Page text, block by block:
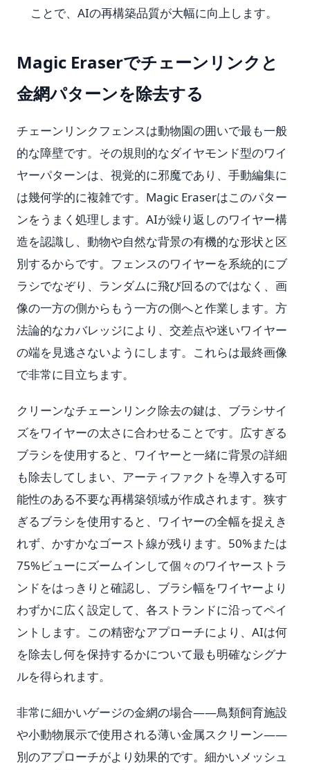
ことで、AIの再構築品質が大幅に向上します。
Magic Eraserでチェーンリンクと
金網パターンを除去する
チェーンリンクフェンスは動物園の囲いで最も一般
的な障壁です。その規則的なダイヤモンド型のワイ
ヤーパターンは、視覚的に邪魔であり、手動編集に
は幾何学的に複雑です。Magic Eraserはこのパター
ンをうまく処理します。AIが繰り返しのワイヤー構
造を認識し、動物や自然な背景の有機的な形状と区
別するからです。フェンスのワイヤーを系統的にブ
ラシでなぞり、ランダムに飛び回るのではなく、画
像の一方の側からもう一方の側へと作業します。方
法論的なカバレッジにより、交差点や迷いワイヤー
の端を見逃さないようにします。これらは最終画像
で非常に目立ちます。
クリーンなチェーンリンク除去の鍵は、ブラシサイ
ズをワイヤーの太さに合わせることです。広すぎる
ブラシを使用すると、ワイヤーと一緒に背景の詳細
も除去してしまい、アーティファクトを導入する可
能性のある不要な再構築領域が作成されます。狭す
ぎるブラシを使用すると、ワイヤーの全幅を捉えき
れず、かすかなゴースト線が残ります。50%または
75%ビューにズームインして個々のワイヤーストラ
ンドをはっきりと確認し、ブラシ幅をワイヤーより
わずかに広く設定して、各ストランドに沿ってペイ
ントします。この精密なアプローチにより、AIは何
を除去し何を保持するかについて最も明確なシグナ
ルを得られます。
非常に細かいゲージの金網の場合——鳥類飼育施設
や小動物展示で使用される薄い金属スクリーン——
別のアプローチがより効果的です。細かいメッシュ